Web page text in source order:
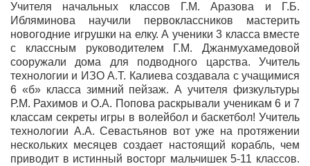
Учителя начальных классов Г.М. Аразова и Г.Б.
Ибляминова научили первоклассников мастерить
новогодние игрушки на елку. А ученики 3 класса вместе
с классным руководителем Г.М. Джанмухамедовой
сооружали дома для подводного царства. Учитель
технологии и ИЗО А.Т. Калиева создавала с учащимися
6 «б» класса зимний пейзаж. А учителя физкультуры
Р.М. Рахимов и О.А. Попова раскрывали ученикам 6 и 7
классам секреты игры в волейбол и баскетбол! Учитель
технологии А.А. Севастьянов вот уже на протяжении
нескольких месяцев создает настоящий корабль, чем
приводит в истинный восторг мальчишек 5-11 классов.